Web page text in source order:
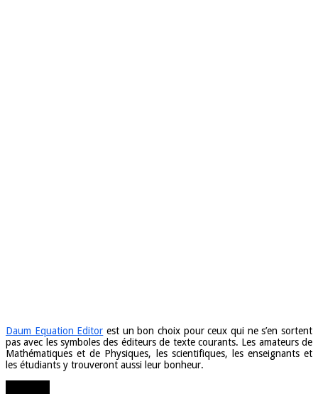
Daum Equation Editor est un bon choix pour ceux qui ne s’en sortent
pas avec les symboles des éditeurs de texte courants. Les amateurs de
Mathématiques et de Physiques, les scientifiques, les enseignants et
les étudiants y trouveront aussi leur bonheur.